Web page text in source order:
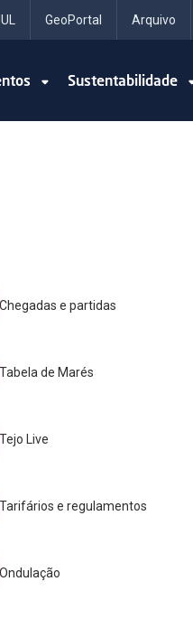
GeoPortal Arquivo
Sustentabilidade
Chegadas e partidas
Tabela de Marés
Tejo Live
Tarifários e regulamentos
Ondulação